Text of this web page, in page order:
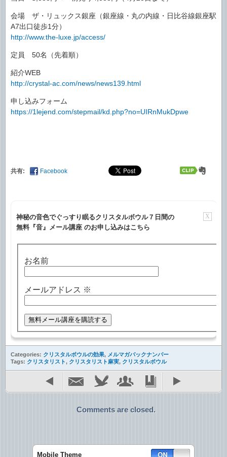
会場 ザ・リュックス銀座（銀座線・丸の内線・日比谷線銀座駅
A7出口徒歩1分）
http://www.the-luxe.jp/access/
定員 50名（先着順）
紹介WEB
http://crystal-ac.com/news/news139.html
申し込みフォーム
https://1lejend.com/stepmail/kd.php?no=UIRnMukDpwe
共有: Facebook
X
神秘の音色でぐっすり眠るクリスタルボウル７日間の
無料『音』メール講座 のお申し込みはこちら
お名前
メールアドレス ※
Categories: クリスタルボウルの効果, メルマガバックナンバー
Tags: クリスタリスト, クリスタリスト麻実, クリスタルボウル
Comments are closed.
Mobile Theme